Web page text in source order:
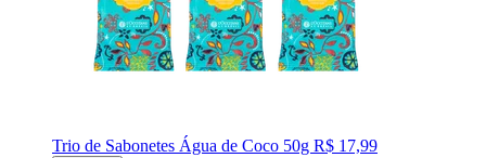
Trio de Sabonetes Água de Coco 50g R$ 17,99